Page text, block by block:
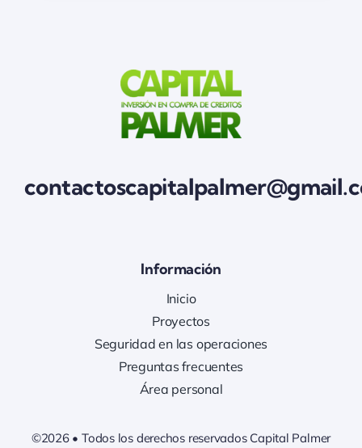
Información
Inicio
Proyectos
Seguridad en las operaciones
Preguntas frecuentes
Área personal
©2026 • Todos los derechos reservados Capital Palmer